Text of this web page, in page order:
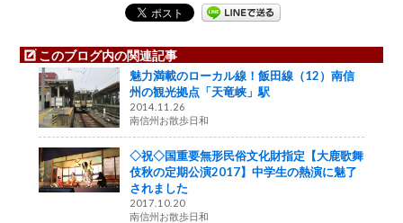
このブログ内の関連記事
魅力満載のローカル線！飯田線（12）南信
州の観光拠点「天竜峡」駅
2014.11.26
南信州お散歩日和
◇祝◇国重要無形民俗文化財指定【大鹿歌舞
伎秋の定期公演2017】中学生の熱演に魅了
されました
2017.10.20
南信州お散歩日和